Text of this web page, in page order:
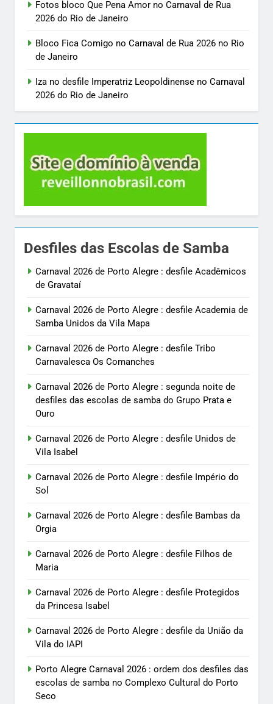
Fotos bloco Que Pena Amor no Carnaval de Rua
2026 do Rio de Janeiro
Bloco Fica Comigo no Carnaval de Rua 2026 no Rio
de Janeiro
Iza no desfile Imperatriz Leopoldinense no Carnaval
2026 do Rio de Janeiro
Desfiles das Escolas de Samba
Carnaval 2026 de Porto Alegre : desfile Acadêmicos
de Gravataí
Carnaval 2026 de Porto Alegre : desfile Academia de
Samba Unidos da Vila Mapa
Carnaval 2026 de Porto Alegre : desfile Tribo
Carnavalesca Os Comanches
Carnaval 2026 de Porto Alegre : segunda noite de
desfiles das escolas de samba do Grupo Prata e
Ouro
Carnaval 2026 de Porto Alegre : desfile Unidos de
Vila Isabel
Carnaval 2026 de Porto Alegre : desfile Império do
Sol
Carnaval 2026 de Porto Alegre : desfile Bambas da
Orgia
Carnaval 2026 de Porto Alegre : desfile Filhos de
Maria
Carnaval 2026 de Porto Alegre : desfile Protegidos
da Princesa Isabel
Carnaval 2026 de Porto Alegre : desfile da União da
Vila do IAPI
Porto Alegre Carnaval 2026 : ordem dos desfiles das
escolas de samba no Complexo Cultural do Porto
Seco